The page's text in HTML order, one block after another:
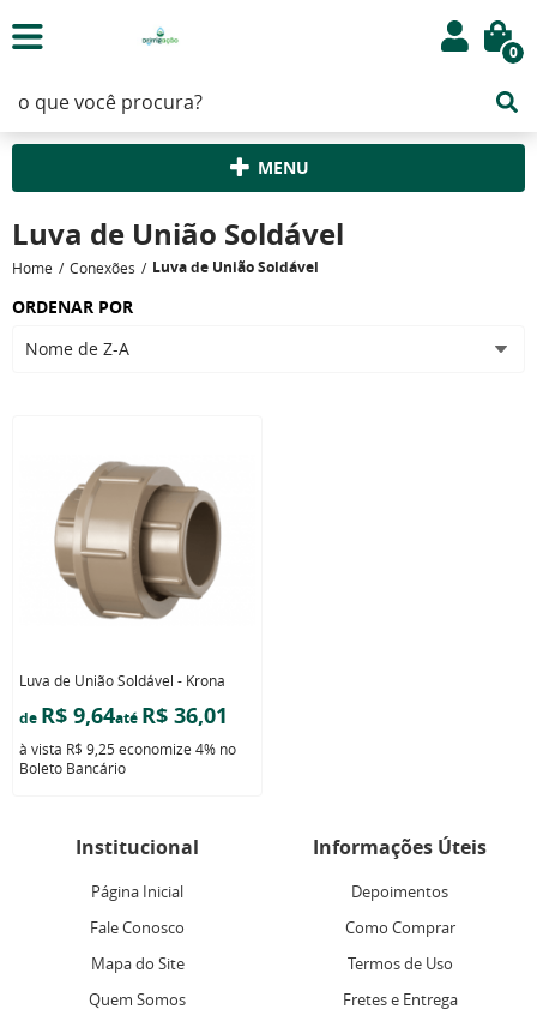
0
MENU
Luva de União Soldável
Home Conexões Luva de União Soldável
ORDENAR POR
Nome de Z-A
Luva de União Soldável - Krona
de R$ 9,64até R$ 36,01
à vista R$ 9,25economize 4% no
Boleto Bancário
Institucional
Página Inicial
Fale Conosco
Mapa do Site
Quem Somos
Informações Úteis
Depoimentos
Como Comprar
Termos de Uso
Fretes e Entrega